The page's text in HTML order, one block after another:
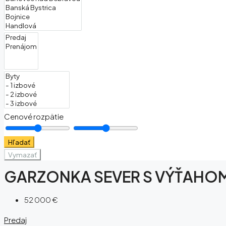
Cenové rozpätie
Hľadať
Vymazať
GARZONKA SEVER S
52 000 €
Predaj